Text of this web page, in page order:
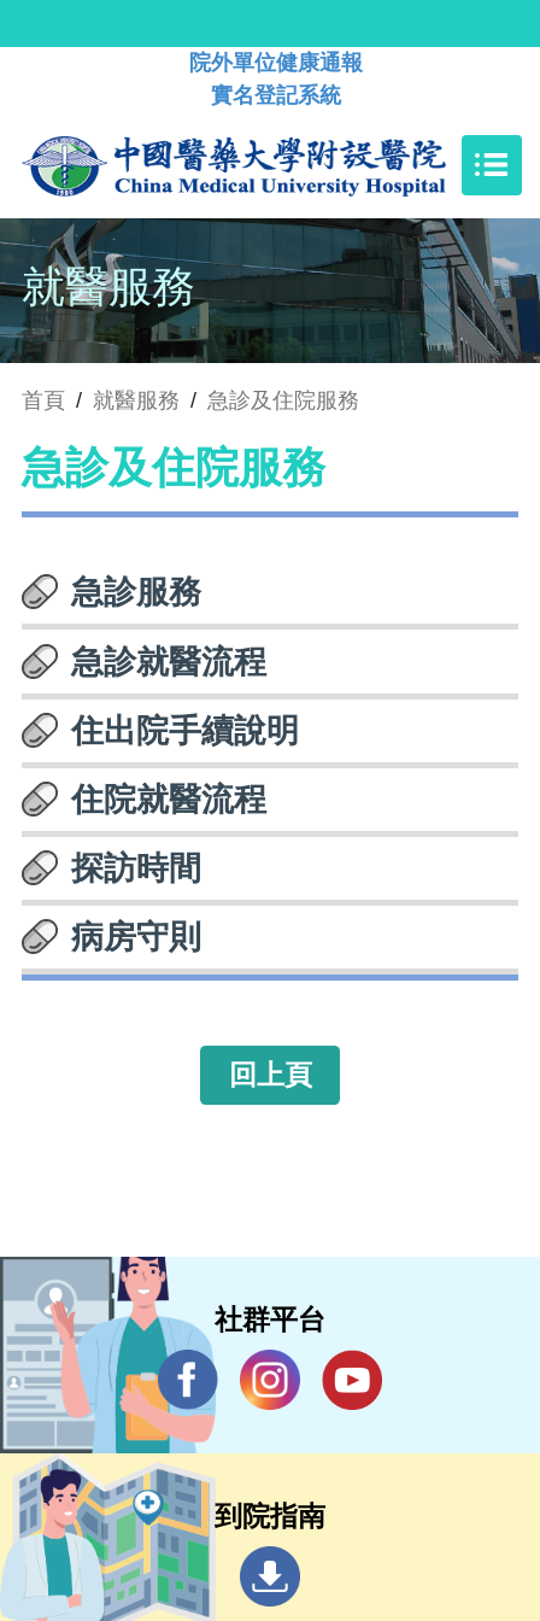
院外單位健康通報
實名登記系統
就醫服務
首頁 / 就醫服務 / 急診及住院服務
急診及住院服務
急診服務
急診就醫流程
住出院手續說明
住院就醫流程
探訪時間
病房守則
回上頁
社群平台
到院指南